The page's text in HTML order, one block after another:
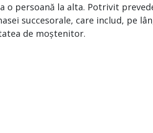
persoană la alta. Potrivit
succesorale, care includ, pe
de moștenitor.